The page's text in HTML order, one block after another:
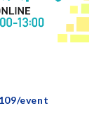
event